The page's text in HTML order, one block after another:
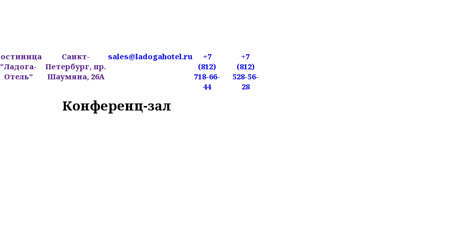
"Ладога-
Отель"
Санкт-
Петербург, пр.
Шаумяна, 26А
sales@ladogahotel.ru
+7
(812)
718-66-
44
+7
(812)
528-56-
28
Конференц-зал